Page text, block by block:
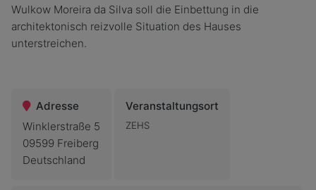
Wulkow Moreira da Silva soll die Einbettung in die
architektonisch reizvolle Situation des Hauses
unterstreichen.
Adresse
Winklerstraße 5
09599 Freiberg
Deutschland
Veranstaltungsort
ZEHS